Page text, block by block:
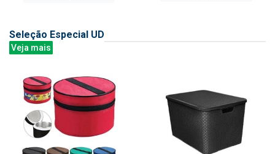
Seleção Especial UD
Veja mais